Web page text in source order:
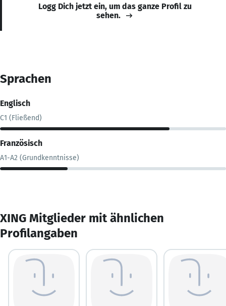
Logg Dich jetzt ein, um das ganze Profil zu
sehen.
Sprachen
Englisch
C1 (Fließend)
Französisch
A1-A2 (Grundkenntnisse)
XING Mitglieder mit ähnlichen
Profilangaben